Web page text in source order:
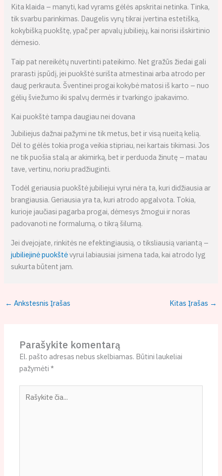
Kita klaida – manyti, kad vyrams gėlės apskritai netinka. Tinka,
tik svarbu parinkimas. Daugelis vyrų tikrai įvertina estetišką,
kokybišką puokštę, ypač per apvalų jubiliejų, kai norisi išskirtinio
dėmesio.
Taip pat nereikėtų nuvertinti pateikimo. Net gražūs žiedai gali
prarasti įspūdį, jei puokštė surišta atmestinai arba atrodo per
daug perkrauta. Šventinei progai kokybė matosi iš karto – nuo
gėlių šviežumo iki spalvų dermės ir tvarkingo įpakavimo.
Kai puokštė tampa daugiau nei dovana
Jubiliejus dažnai pažymi ne tik metus, bet ir visą nueitą kelią.
Dėl to gėlės tokia proga veikia stipriau, nei kartais tikimasi. Jos
ne tik puošia stalą ar akimirką, bet ir perduoda žinutę – matau
tave, vertinu, noriu pradžiuginti.
Todėl geriausia puokštė jubiliejui vyrui nėra ta, kuri didžiausia ar
brangiausia. Geriausia yra ta, kuri atrodo apgalvota. Tokia,
kurioje jaučiasi pagarba progai, dėmesys žmogui ir noras
padovanoti ne formalumą, o tikrą šilumą.
Jei dvejojate, rinkitės ne efektingiausią, o tiksliausią variantą –
jubiliejinė puokštėvyrui labiausiai įsimena tada, kai atrodo lyg
sukurta būtent jam.
← Ankstesnis Įrašas Kitas Įrašas →
Parašykite komentarą
El. pašto adresas nebus skelbiamas. Būtini laukeliai
pažymėti*
čia...